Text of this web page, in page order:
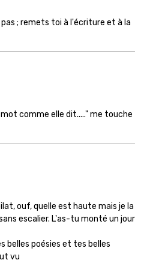
; remets toi à l'écriture et à la
mot comme elle dit....." me touche
ouf, quelle est haute mais je la
escalier. L'as-tu monté un jour
belles poésies et tes belles
vu